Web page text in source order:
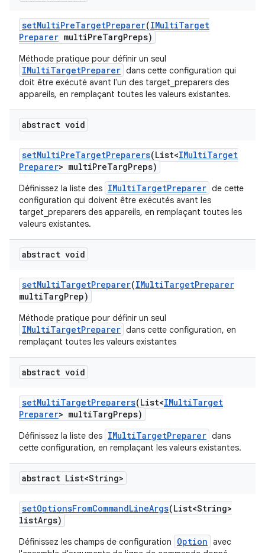
setMultiPreTargetPreparer(IMultiTarget
Preparer multiPreTargPreps)
Méthode pratique pour définir un seul
IMultiTargetPreparer dans cette configuration qui
doit être exécuté avant l'un des target_preparers des
appareils, en remplaçant toutes les valeurs existantes.
abstract void
setMultiPreTargetPreparers(List<IMultiTarget
Preparer> multiPreTargPreps)
Définissez la liste des IMultiTargetPreparer de cette
configuration qui doivent être exécutés avant les
target_preparers des appareils, en remplaçant toutes les
valeurs existantes.
abstract void
setMultiTargetPreparer(IMultiTargetPreparer
multiTargPrep)
Méthode pratique pour définir un seul
IMultiTargetPreparer dans cette configuration, en
remplaçant toutes les valeurs existantes
abstract void
setMultiTargetPreparers(List<IMultiTarget
Preparer> multiTargPreps)
Définissez la liste des IMultiTargetPreparer dans
cette configuration, en remplaçant les valeurs existantes.
abstract List<String>
setOptionsFromCommandLineArgs(List<String>
listArgs)
Définissez les champs de configuration Option avec